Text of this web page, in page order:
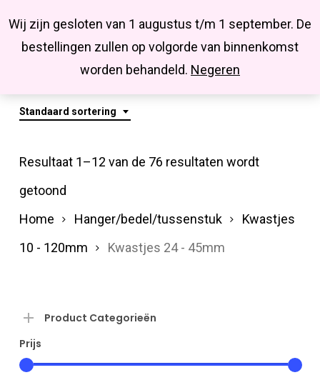
Wij zijn gesloten van 1 augustus t/m 1 september. De
bestellingen zullen op volgorde van binnenkomst
worden behandeld. Negeren
main
Missbluesieraden
searchaccount
Kwastjes 24 - 45mm
Standaard sortering
Resultaat 1–12 van de 76 resultaten wordt
getoond
Home
Hanger/bedel/tussenstuk
Kwastjes
10 - 120mm
Kwastjes 24 - 45mm
Product Categorieën
Prijs
Close